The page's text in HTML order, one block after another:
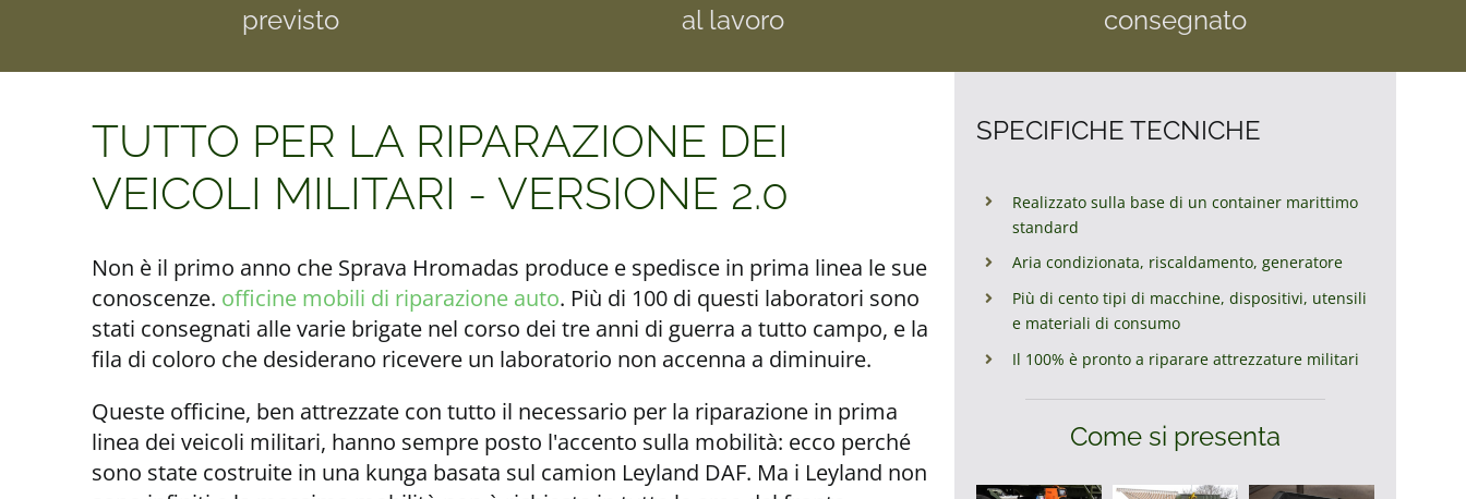
previsto al lavoro consegnato
TUTTO PER LA RIPARAZIONE DEI
VEICOLI MILITARI - VERSIONE 2.0
Non è il primo anno che Sprava Hromadas produce e spedisce in prima linea le sue
conoscenze. officine mobili di riparazione auto. Più di 100 di questi laboratori sono
stati consegnati alle varie brigate nel corso dei tre anni di guerra a tutto campo, e la
fila di coloro che desiderano ricevere un laboratorio non accenna a diminuire.
Queste officine, ben attrezzate con tutto il necessario per la riparazione in prima
linea dei veicoli militari, hanno sempre posto l'accento sulla mobilità: ecco perché
sono state costruite in una kunga basata sul camion Leyland DAF. Ma i Leyland non
SPECIFICHE TECNICHE
Realizzato sulla base di un container marittimo
standard
Aria condizionata, riscaldamento, generatore
Più di cento tipi di macchine, dispositivi, utensili
e materiali di consumo
Il 100% è pronto a riparare attrezzature militari
Come si presenta